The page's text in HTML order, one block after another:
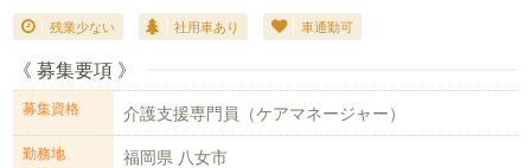
残業少ない 社用車あり 車通勤可
《 募集要項 》
募集資格 介護支援専門員（ケアマネージャー）
勤務地 福岡県 八女市